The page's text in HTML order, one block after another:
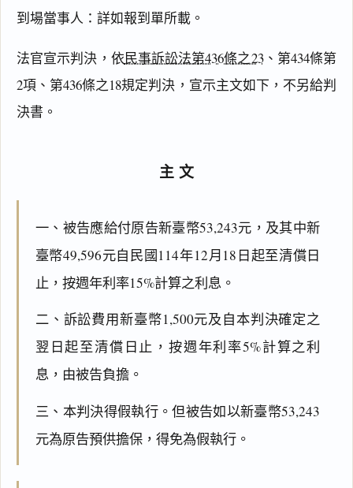
到場當事人：詳如報到單所載。
法官宣示判決，依民事訴訟法第436條之23、第434條第
2項、第436條之18規定判決，宣示主文如下，不另給判
決書。
主文
一、被告應給付原告新臺幣53,243元，及其中新
臺幣49,596元自民國114年12月18日起至清償日
止，按週年利率15%計算之利息。
二、訴訟費用新臺幣1,500元及自本判決確定之
翌日起至清償日止，按週年利率5%計算之利
息，由被告負擔。
三、本判決得假執行。但被告如以新臺幣53,243
元為原告預供擔保，得免為假執行。